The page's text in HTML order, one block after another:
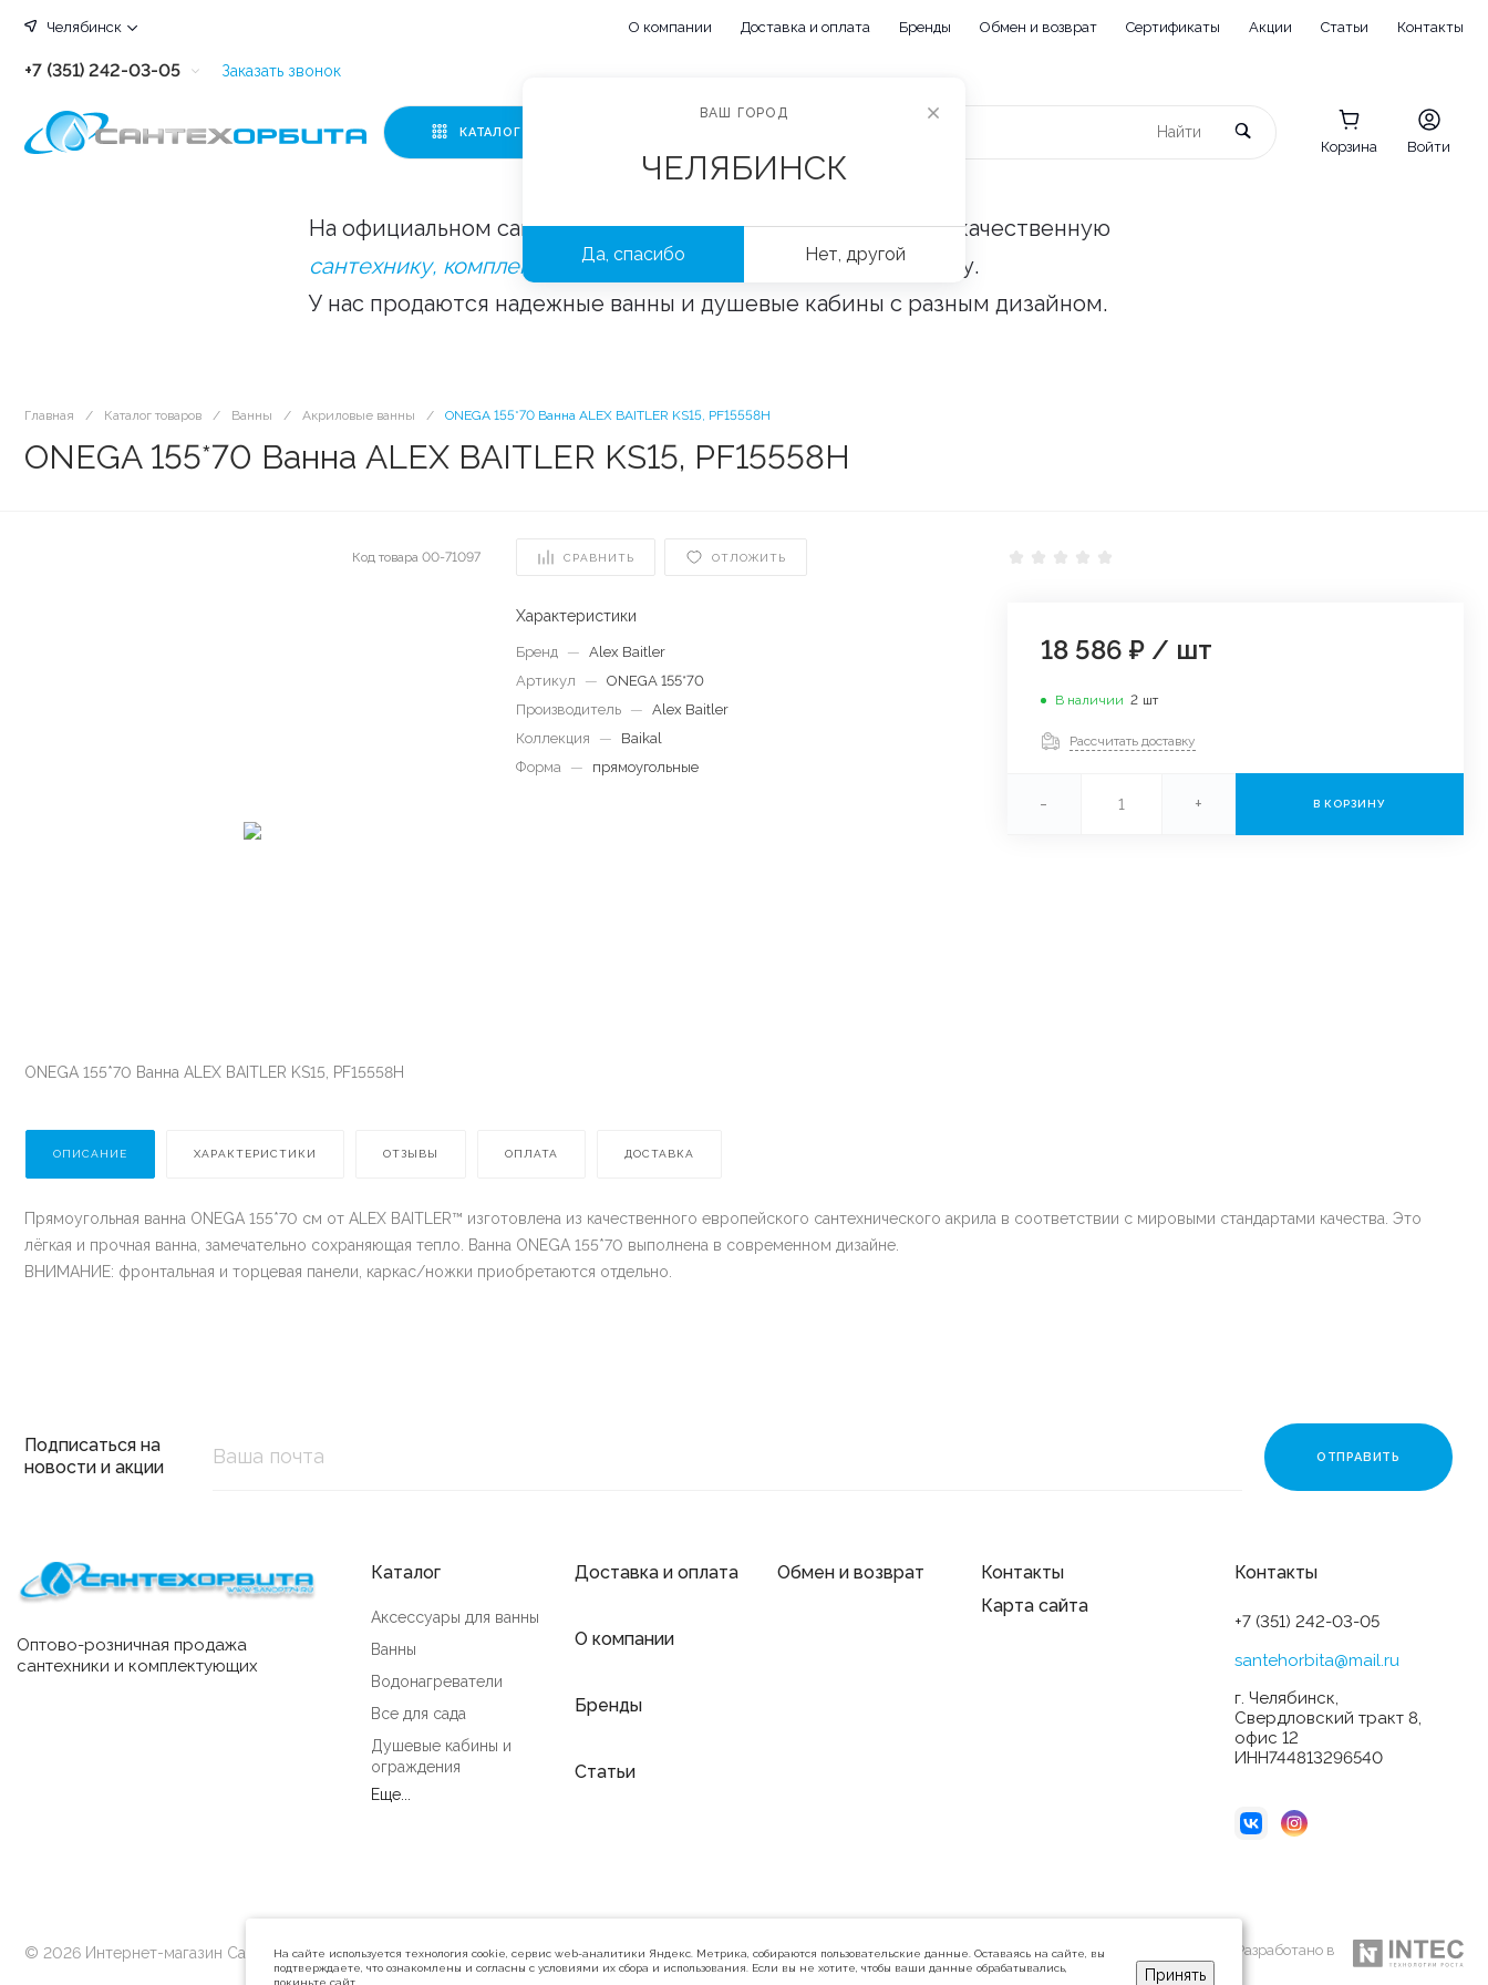
Челябинск О компании Доставка и оплата Бренды Обмен и возврат Сертификаты Акции Статьи Контакты
+7 (351) 242-03-05
+7 (351) 242-03-63
Заказать звонок
КАТАЛОГ
Корзина Войти
На официальном сайте «Сантехорбита» вы можете купить качественную
сантехнику, комплектующие и аксессуары
оптом и в розницу.
У нас продаются надежные ванны и душевые кабины с разным дизайном.
Главная / Каталог товаров / Ванны / Акриловые ванны / ONEGA 155*70 Ванна ALEX BAITLER KS15, PF15558H
ONEGA 155*70 Ванна ALEX BAITLER KS15, PF15558H
Код товара 00-71097 СРАВНИТЬ ОТЛОЖИТЬ
ONEGA 155*70 Ванна ALEX BAITLER KS15, PF15558H
Характеристики
Бренд — Alex Baitler
Артикул
— ONEGA 155*70
Производитель
— Alex Baitler
Коллекция
—
Baikal
Форма
— прямоугольные
18 586 ₽ / шт
В наличии 2 шт
Рассчитать доставку
- + В КОРЗИНУ
ОПИСАНИЕ ХАРАКТЕРИСТИКИ ОТЗЫВЫ ОПЛАТА ДОСТАВКА
Прямоугольная ванна ONEGA 155*70 см от ALEX BAITLER™ изготовлена из качественного европейского сантехнического акрила в соответствии с мировыми стандартами качества. Это
лёгкая и прочная ванна, замечательно сохраняющая тепло. Ванна ONEGA 155*70 выполнена в современном дизайне.
ВНИМАНИЕ: фронтальная и торцевая панели, каркас/ножки приобретаются отдельно.
Подписаться на
новости и акции
Оптово-розничная продажа
сантехники и комплектующих
Каталог
Аксессуары для ванны
Ванны
Водонагреватели
Все для сада
Душевые кабины и
ограждения
Еще...
Доставка и оплата
О компании
Бренды
Статьи
Обмен и возврат
Контакты
Карта сайта
Контакты
+7 (351) 242-03-05
santehorbita@mail.ru
г. Челябинск,
Свердловский тракт 8,
офис 12
ИНН744813296540
© 2026 Интернет-магазин Сантехорбита Политика конфиденциальности Разработано в
ВАШ ГОРОД
ЧЕЛЯБИНСК
Да, спасибо Нет, другой
На сайте используется технология cookie, сервис web-аналитики Яндекс. Метрика, собираются пользовательские данные. Оставаясь на сайте, вы
подтверждаете, что ознакомлены и согласны с условиями их сбора и использования. Если вы не хотите, чтобы ваши данные обрабатывались,
покиньте сайт.
Принять